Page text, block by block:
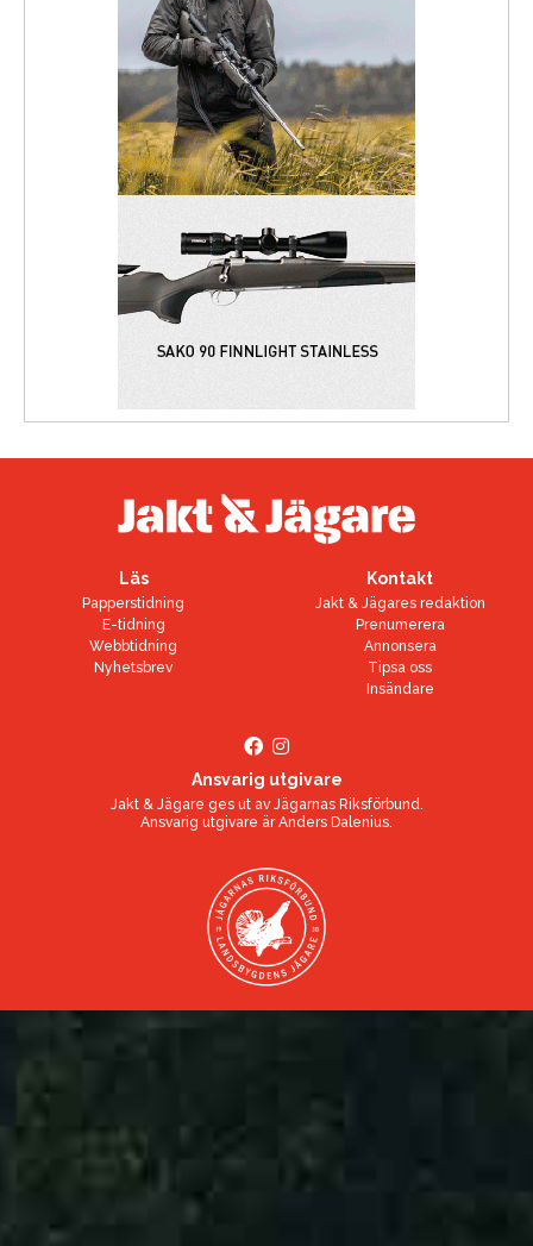
Läs
Papperstidning
E-tidning
Webbtidning
Nyhetsbrev
Kontakt
Jakt & Jägares redaktion
Prenumerera
Annonsera
Tipsa oss
Insändare
Ansvarig utgivare
Jakt & Jägare ges ut av Jägarnas Riksförbund.
Ansvarig utgivare ärAnders Dalenius.